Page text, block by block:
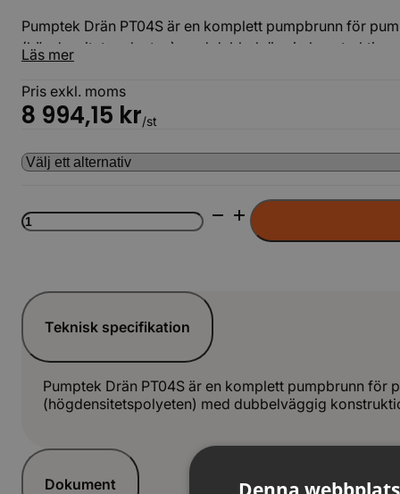
Pumptek Drän PT04S är en komplett pumpbrunn för
(högdensitetspolyeten) med dubbelväggig
Läs mer
Pris exkl. moms
8 994,15 kr/st
Pumpbrunn
PT04S
mängd
Teknisk specifikation
Pumptek Drän PT04S är en komplett pumpbrunn
(högdensitetspolyeten) med dubbelväggig
Dokument